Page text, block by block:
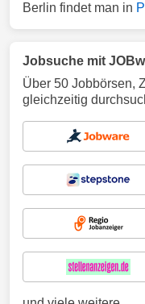
Berlin findet man in
Jobsuche mit
Über 50 Jobbörsen,
gleichzeitig